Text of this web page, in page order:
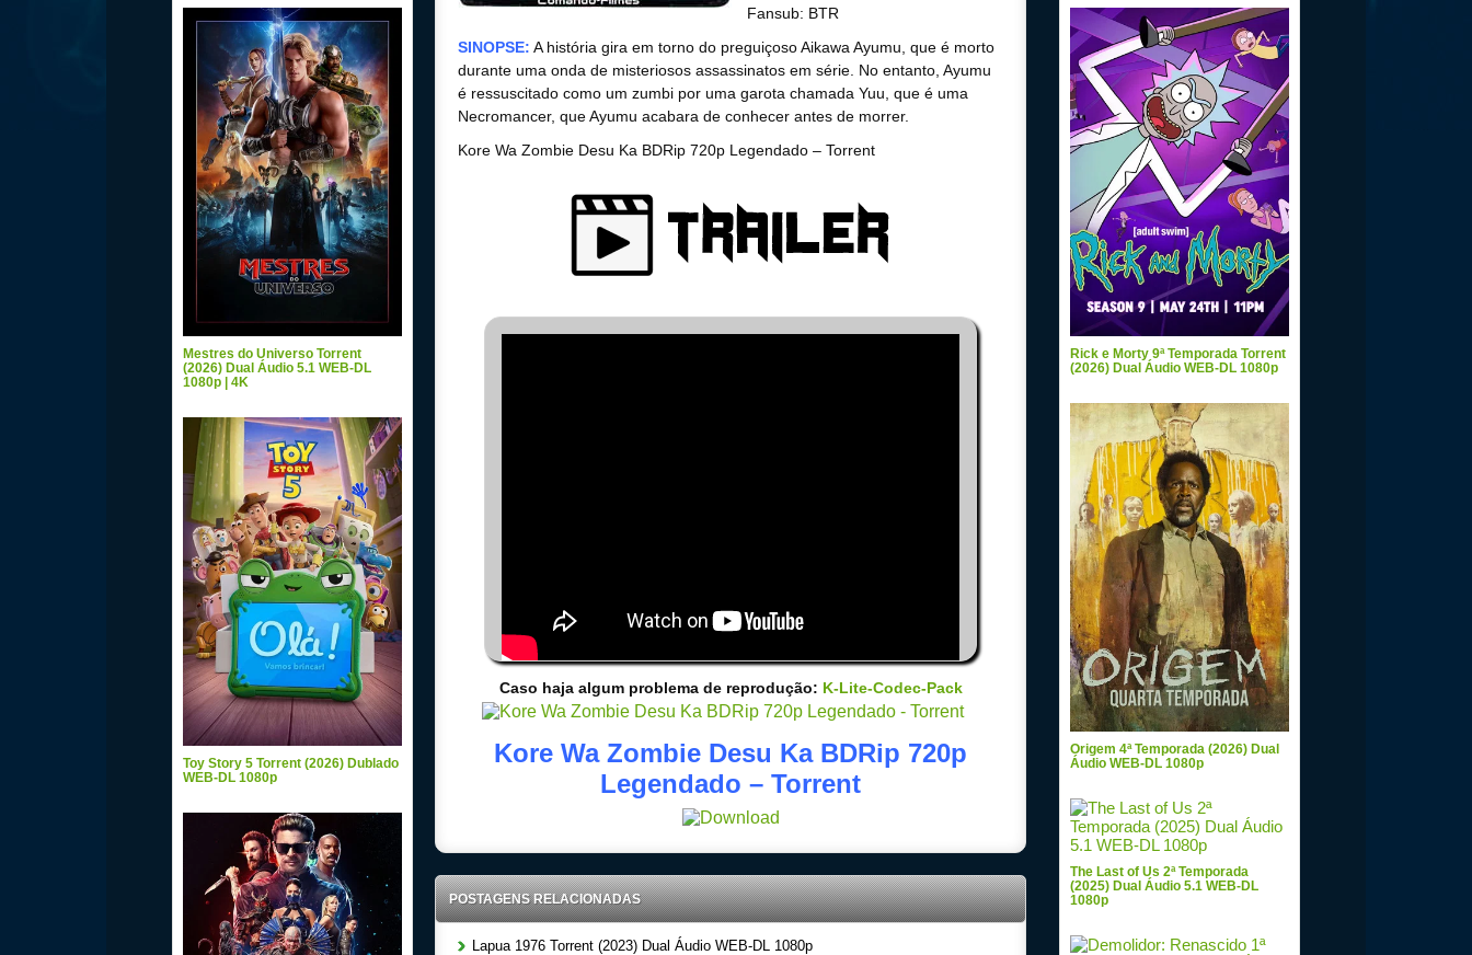
Fansub: BTR
SINOPSE: A história gira em torno do preguiçoso Aikawa Ayumu, que é morto
durante uma onda de misteriosos assassinatos em série. No entanto, Ayumu
é ressuscitado como um zumbi por uma garota chamada Yuu, que é uma
Necromancer, que Ayumu acabara de conhecer antes de morrer.
Kore Wa Zombie Desu Ka BDRip 720p Legendado – Torrent
Caso haja algum problema de reprodução: K-Lite-Codec-Pack
Kore Wa Zombie Desu Ka BDRip 720p
Legendado – Torrent
POSTAGENS RELACIONADAS
Lapua 1976 Torrent (2023) Dual Áudio WEB-DL 1080p
Mestres do Universo Torrent
(2026) Dual Áudio 5.1 WEB-DL
1080p | 4K
Toy Story 5 Torrent (2026) Dublado
WEB-DL 1080p
Rick e Morty 9ª Temporada Torrent
(2026) Dual Áudio WEB-DL 1080p
Origem 4ª Temporada (2026) Dual
Áudio WEB-DL 1080p
The Last of Us 2ª Temporada
(2025) Dual Áudio 5.1 WEB-DL
1080p